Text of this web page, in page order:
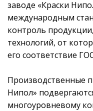
заводе «Краски
международным
контроль
технологий, от
его соответствие
Производственные
Нипол»
многоуровневому